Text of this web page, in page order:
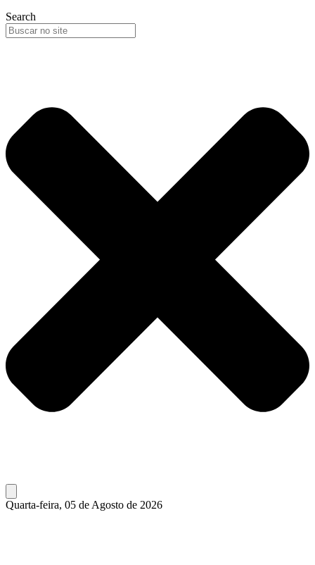
Search
Quarta-feira, 05 de Agosto de 2026